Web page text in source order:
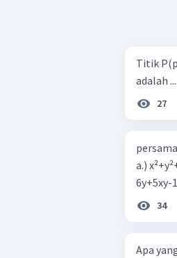
Titik
adalah
27
a.)
34
Apa